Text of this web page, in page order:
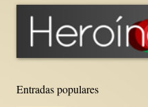
Entradas populares